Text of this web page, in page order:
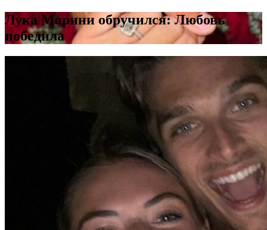
Лука Марини обручился: Любовь
победила